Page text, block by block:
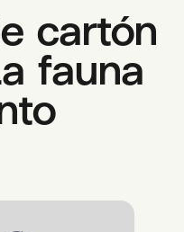
cartón
fauna